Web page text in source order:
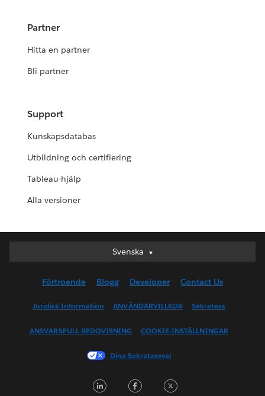
Partner
Hitta en partner
Bli partner
Support
Kunskapsdatabas
Utbildning och certifiering
Tableau-hjälp
Alla versioner
Svenska
Svenska
English (UK)
English (US)
Français (Canada)
Français (France)
日本語
Förtroende Blogg Developer Contact Us
Juridisk Information ANVÄNDARVILLKOR Sekretess
ANSVARSFULL REDOVISNING COOKIE-INSTÄLLNINGAR
Dina Sekretessval